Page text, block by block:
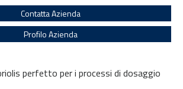
Contatta Azienda
Profilo Azienda
perfetto per i processi di dosaggio